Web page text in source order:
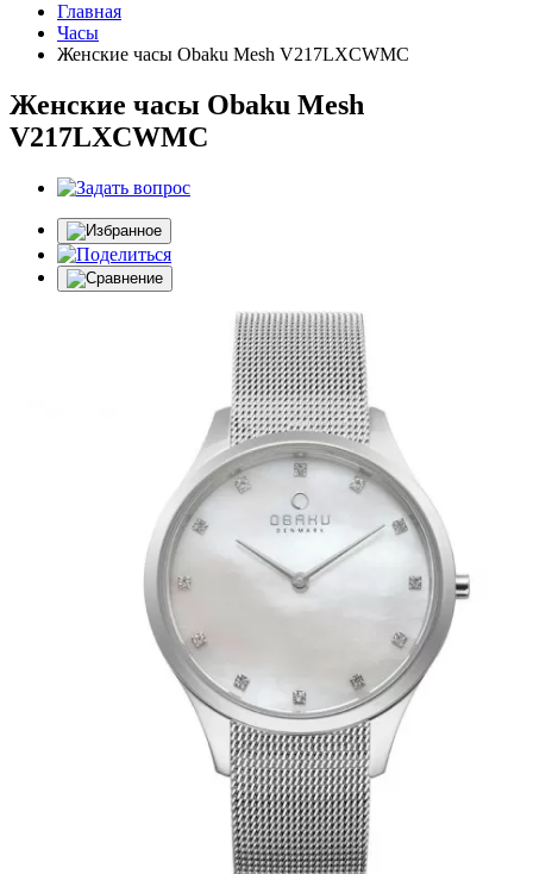
Главная
Часы
Женские часы Obaku Mesh V217LXCWMC
Женские часы Obaku Mesh
V217LXCWMC